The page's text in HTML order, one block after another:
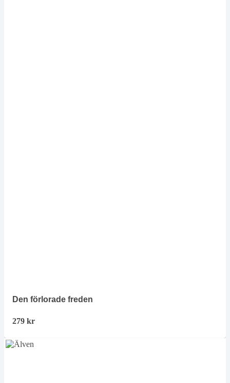
Den förlorade freden
279 kr